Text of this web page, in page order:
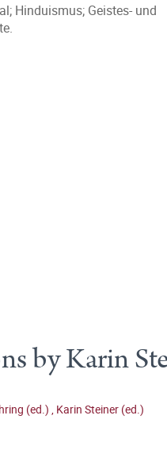
Hinduismus; Geistes- und
by Karin
(ed.) , Karin Steiner (ed.)